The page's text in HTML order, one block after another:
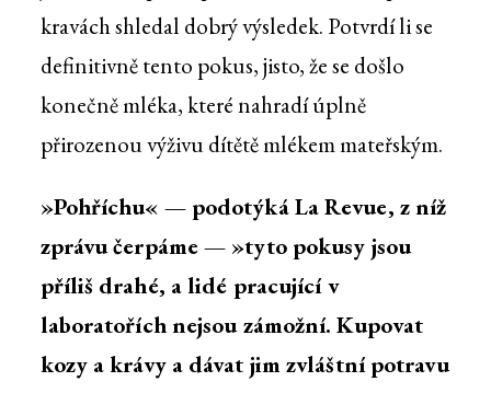
kravách shledal dobrý výsledek. Potvrdí li se
definitivně tento pokus, jisto, že se došlo
konečně mléka, které nahradí úplně
přirozenou výživu dítětě mlékem mateřským.
»Pohříchu« — podotýká La Revue, z níž
zprávu čerpáme — »tyto pokusy jsou
příliš drahé, a lidé pracující v
laboratořích nejsou zámožní. Kupovat
kozy a krávy a dávat jim zvláštní potravu